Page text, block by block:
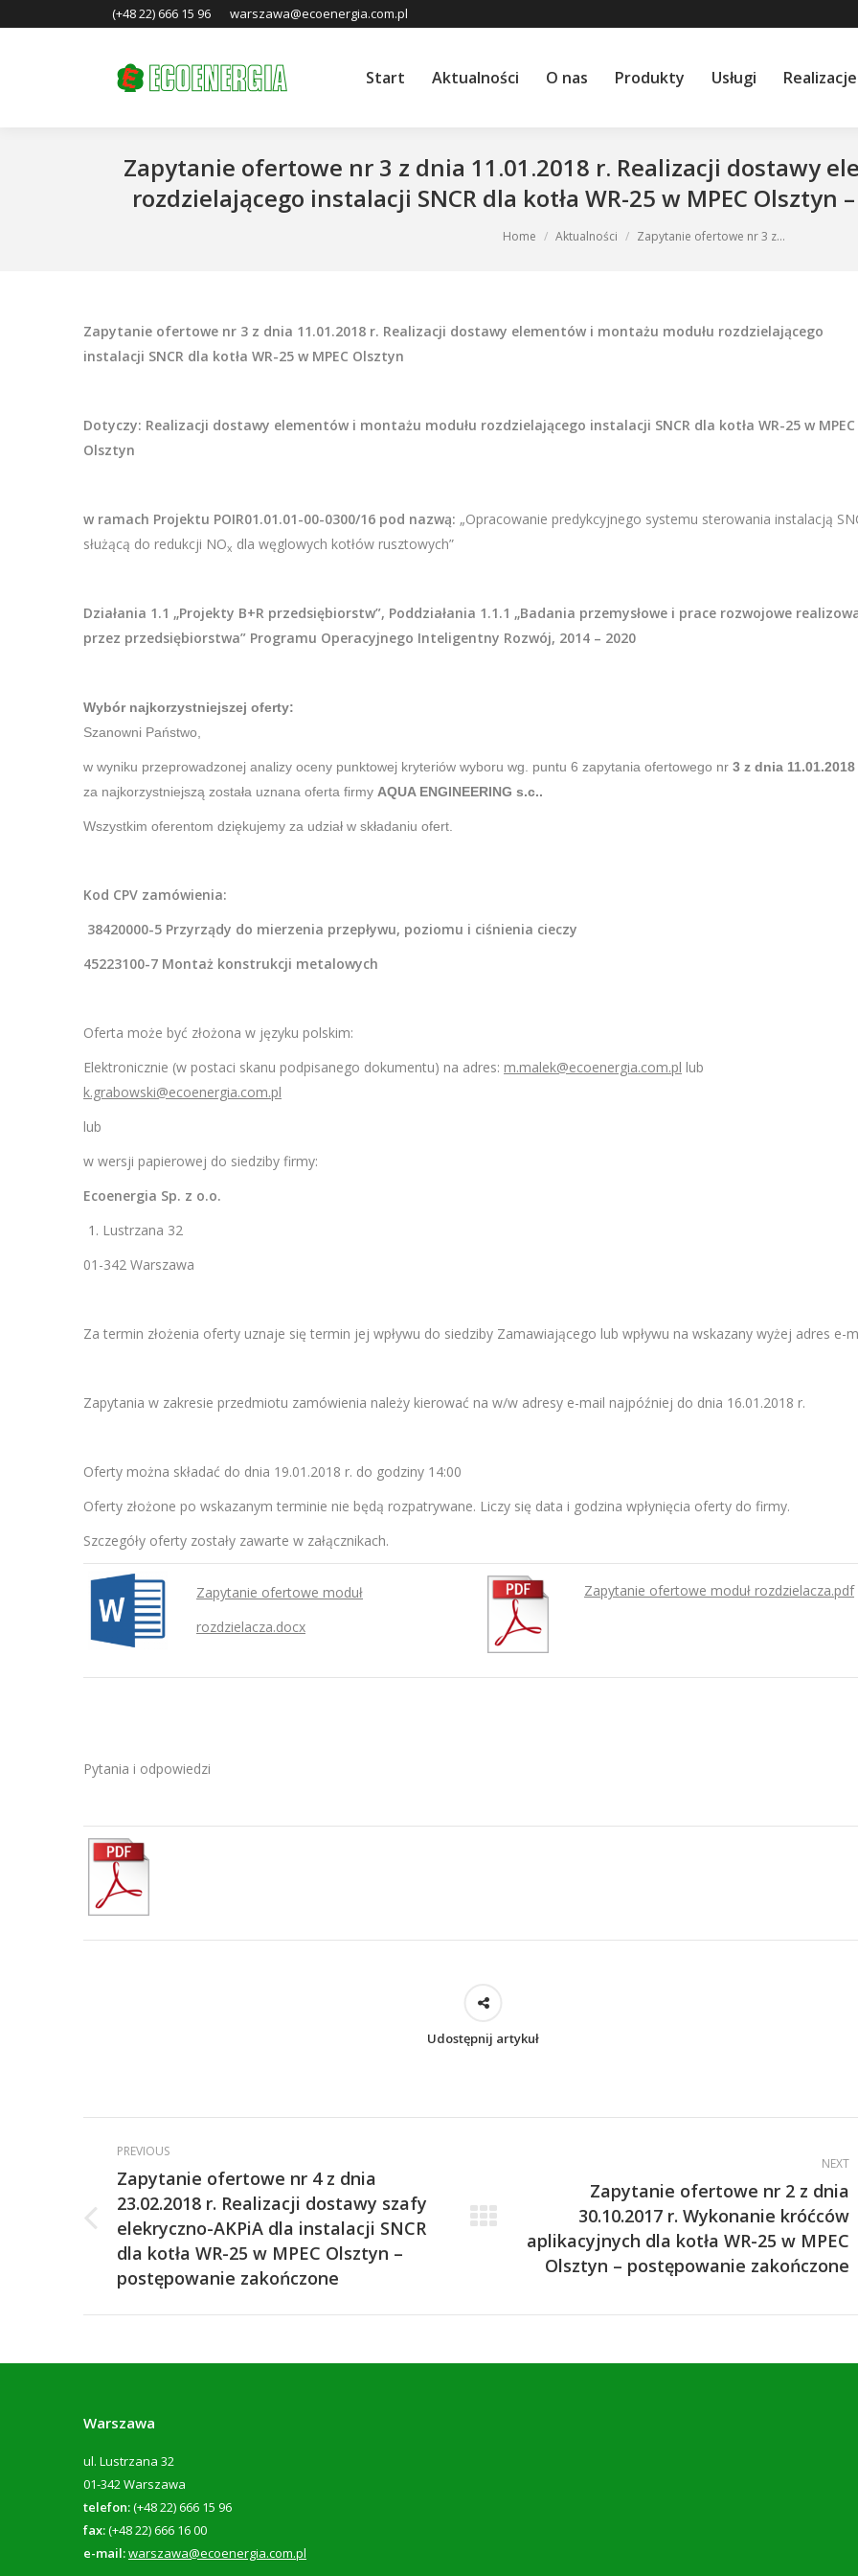
(+48 22) 666 15 96 warszawa@ecoenergia.com.pl
Start Aktualności O nas Produkty Usługi Realizacje
Zapytanie ofertowe nr 3 z dnia 11.01.2018 r. Realizacji dostawy
rozdzielającego instalacji SNCR dla kotła WR-25 w MPEC
Home Aktualności Zapytanie ofertowe nr 3 z…
Zapytanie ofertowe nr 3 z dnia 11.01.2018 r. Realizacji dostawy elementów i montażu modułu rozdzielającego
instalacji SNCR dla kotła WR-25 w MPEC Olsztyn
Dotyczy: Realizacji dostawy elementów i montażu modułu rozdzielającego instalacji SNCR dla kotła WR-25 w MPEC
Olsztyn
w ramach Projektu POIR01.01.01-00-0300/16 pod nazwą: „Opracowanie predykcyjnego systemu sterowania instalacją
służącą do redukcji NOx dla węglowych kotłów rusztowych”
Działania 1.1 „Projekty B+R przedsiębiorstw”, Poddziałania 1.1.1 „Badania przemysłowe i prace rozwojowe
przez przedsiębiorstwa” Programu Operacyjnego Inteligentny Rozwój, 2014 – 2020
Wybór najkorzystniejszej oferty:
Szanowni Państwo,
w wyniku przeprowadzonej analizy oceny punktowej kryteriów wyboru wg. puntu 6 zapytania ofertowego nr 3 z dnia 11.01.2018
za najkorzystniejszą została uznana oferta firmy AQUA ENGINEERING s.c..
Wszystkim oferentom dziękujemy za udział w składaniu ofert.
Kod CPV zamówienia:
38420000-5 Przyrządy do mierzenia przepływu, poziomu i ciśnienia cieczy
45223100-7 Montaż konstrukcji metalowych
Oferta może być złożona w języku polskim:
Elektronicznie (w postaci skanu podpisanego dokumentu) na adres: m.malek@ecoenergia.com.pl lub
k.grabowski@ecoenergia.com.pl
lub
w wersji papierowej do siedziby firmy:
Ecoenergia Sp. z o.o.
Lustrzana 32
01-342 Warszawa
Za termin złożenia oferty uznaje się termin jej wpływu do siedziby Zamawiającego lub wpływu na wskazany wyżej adres e-
Zapytania w zakresie przedmiotu zamówienia należy kierować na w/w adresy e-mail najpóźniej do dnia 16.01.2018 r.
Oferty można składać do dnia 19.01.2018 r. do godziny 14:00
Oferty złożone po wskazanym terminie nie będą rozpatrywane. Liczy się data i godzina wpłynięcia oferty do firmy.
Szczegóły oferty zostały zawarte w załącznikach.
Zapytanie ofertowe moduł
rozdzielacza.docx
Zapytanie ofertowe moduł rozdzielacza.pdf
Pytania i odpowiedzi
Udostępnij artykuł
Post
navigation
PREVIOUS
Previous
post:
Zapytanie ofertowe nr 4 z dnia
23.02.2018 r. Realizacji dostawy szafy
elekryczno-AKPiA dla instalacji SNCR
dla kotła WR-25 w MPEC Olsztyn –
postępowanie zakończone
NEXT
post:
Zapytanie ofertowe nr 2 z dnia
30.10.2017 r. Wykonanie króćców
aplikacyjnych dla kotła WR-25 w MPEC
Olsztyn – postępowanie zakończone
Warszawa
ul. Lustrzana 32
01-342 Warszawa
telefon:(+48 22) 666 15 96
fax:(+48 22) 666 16 00
e-mail:warszawa@ecoenergia.com.pl